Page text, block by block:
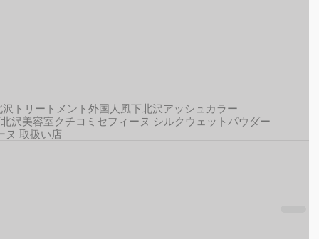
トリートメント 外国人風下北沢アッシュカラー
沢美容室クチコミ セフィーヌ シルクウェットパウダー
ヌ 取扱い店